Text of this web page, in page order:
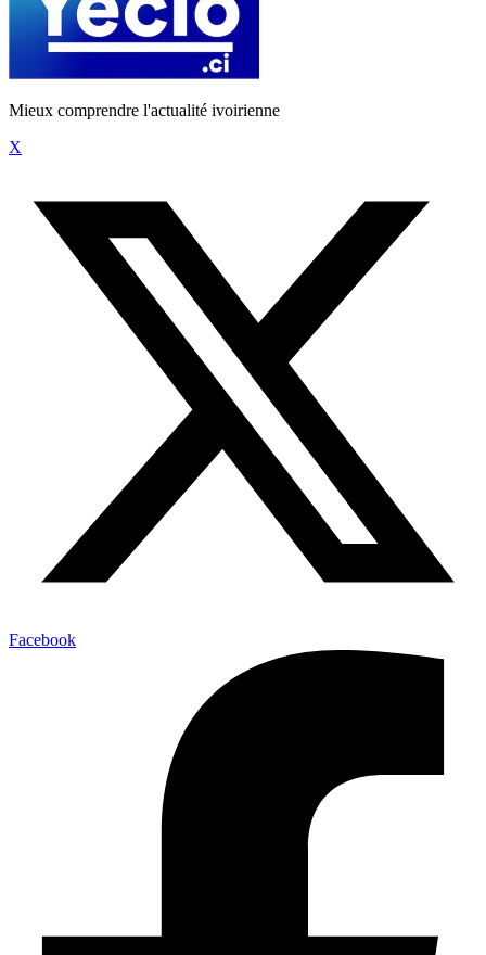
Mieux comprendre l'actualité ivoirienne
X
Facebook